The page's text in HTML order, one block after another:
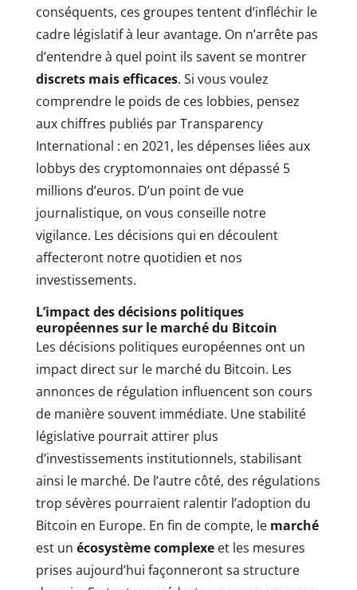
conséquents, ces groupes tentent d’infléchir le
cadre législatif à leur avantage. On n’arrête pas
d’entendre à quel point ils savent se montrer
discrets mais efficaces. Si vous voulez
comprendre le poids de ces lobbies, pensez
aux chiffres publiés par Transparency
International : en 2021, les dépenses liées aux
lobbys des cryptomonnaies ont dépassé 5
millions d’euros. D’un point de vue
journalistique, on vous conseille notre
vigilance. Les décisions qui en découlent
affecteront notre quotidien et nos
investissements.
L’impact des décisions politiques
européennes sur le marché du Bitcoin
Les décisions politiques européennes ont un
impact direct sur le marché du Bitcoin. Les
annonces de régulation influencent son cours
de manière souvent immédiate. Une stabilité
législative pourrait attirer plus
d’investissements institutionnels, stabilisant
ainsi le marché. De l’autre côté, des régulations
trop sévères pourraient ralentir l’adoption du
Bitcoin en Europe. En fin de compte, le marché
est un écosystème complexeet les mesures
prises aujourd’hui façonneront sa structure